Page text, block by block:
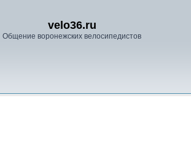
velo36.ru
Общение воронежских велосипедистов